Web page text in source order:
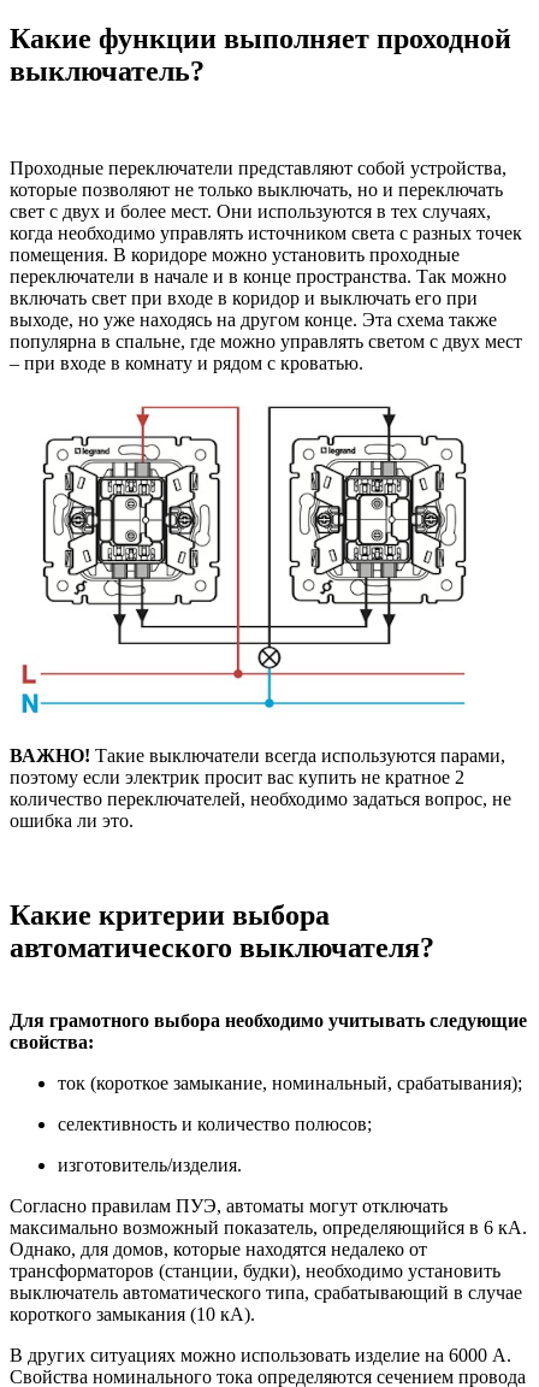
Какие функции выполняет проходной
выключатель?
Проходные переключатели представляют собой устройства,
которые позволяют не только выключать, но и переключать
свет с двух и более мест. Они используются в тех случаях,
когда необходимо управлять источником света с разных точек
помещения. В коридоре можно установить проходные
переключатели в начале и в конце пространства. Так можно
включать свет при входе в коридор и выключать его при
выходе, но уже находясь на другом конце. Эта схема также
популярна в спальне, где можно управлять светом с двух мест
– при входе в комнату и рядом с кроватью.
ВАЖНО! Такие выключатели всегда используются парами,
поэтому если электрик просит вас купить не кратное 2
количество переключателей, необходимо задаться вопрос, не
ошибка ли это.
Какие критерии выбора
автоматического выключателя?
Для грамотного выбора необходимо учитывать следующие
свойства:
ток (короткое замыкание, номинальный, срабатывания);
селективность и количество полюсов;
изготовитель/изделия.
Согласно правилам ПУЭ, автоматы могут отключать
максимально возможный показатель, определяющийся в 6 кА.
Однако, для домов, которые находятся недалеко от
трансформаторов (станции, будки), необходимо установить
выключатель автоматического типа, срабатывающий в случае
короткого замыкания (10 кА).
В других ситуациях можно использовать изделие на 6000 А.
Свойства номинального тока определяются сечением провода